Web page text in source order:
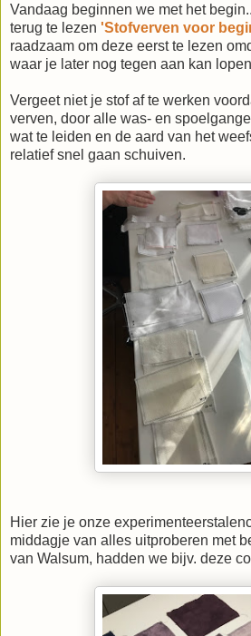
Vandaag beginnen we met het
terug te lezen 'Stofverven voor
raadzaam om deze eerst te lezen
waar je later nog tegen aan kan
Vergeet niet je stof af te werken
verven, door alle was- en
wat te leiden en de aard van het
relatief snel gaan schuiven.
Hier zie je onze
middagje van alles uitproberen met
van Walsum, hadden we bijv. deze